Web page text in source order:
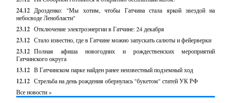
24.12 Дрозденко: "Мы хотим, чтобы Гатчина стала яркой звездой на
небосводе Ленобласти"
23.12 Отключение электроэнергии в Гатчине: 24 декабря
23.12 Стало известно, где в Гатчине можно запускать салюты и фейерверки
23.12 Полная афиша новогодних и рождественских мероприятий
Гатчинского округа
13.12 В Гатчинском парке найден ранее неизвестный подземный ход
12.12 Стрельба на день рождения обернулась "букетом" статей УК РФ
Все новости »